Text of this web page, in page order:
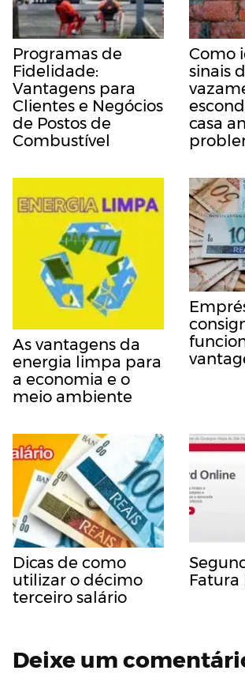
Programas de
Fidelidade:
Vantagens para
Clientes e Negócios
de Postos de
Combustível
Como
sinais
casa
As vantagens da
energia limpa para
a economia e o
meio ambiente
Dicas de como
utilizar o décimo
terceiro salário
Fatura
Deixe um